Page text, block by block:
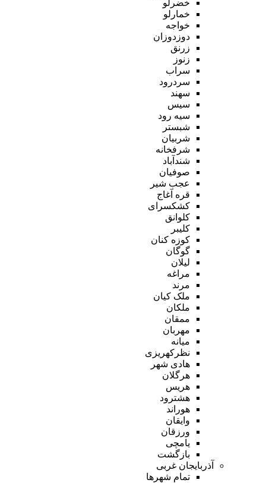
خضرلو
خمارلو
خواجه
دوزدوزان
زرنق
زنوز
سراب
سردرود
سهند
سیس
سیه رود
شبستر
شربیان
شرفخانه
شندآباد
صوفیان
عجب شیر
قره آغاج
کشکسرای
کلوانق
کلیبر
کوزه کنان
گوگان
لیلان
مراغه
مرند
ملک کیان
ملکان
ممقان
مهربان
میانه
نظرکهریزی
هادی شهر
هرگلان
هریس
هشترود
هوراند
وایقان
ورزقان
یامچی
بازگشت
آذربایجان غربی
تمام شهر‌ها